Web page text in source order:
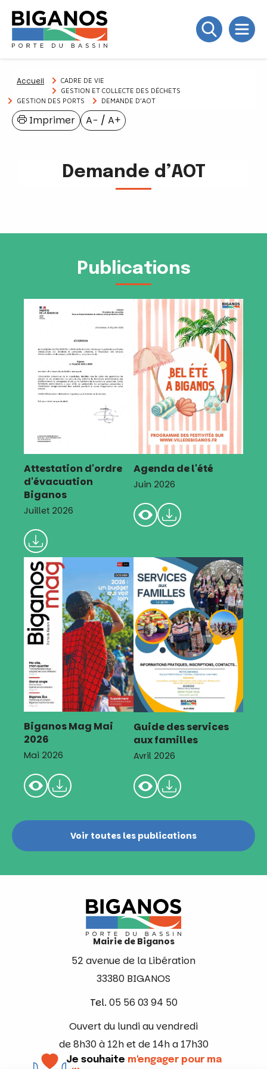
Accueil
CADRE DE VIE
GESTION ET COLLECTE DES DÉCHETS
GESTION DES PORTS
DEMANDE D’AOT
A− / A+
Imprimer
Demande d’AOT
Publications
Attestation d'ordre
d'évacuation
Biganos
Juillet 2026
Agenda de l'été
Juin 2026
Biganos Mag Mai
2026
Mai 2026
Guide des services
aux familles
Avril 2026
Voir toutes les publications
Mairie de Biganos
52 avenue de la Libération
33380 BIGANOS
Tel. 05 56 03 94 50
Ouvert du lundi au vendredi
de 8h30 à 12h et de 14h a 17h30
Je souhaite m'engager pour ma